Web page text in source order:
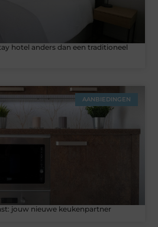
hotel anders dan een traditioneel
AANBIEDINGEN
jouw nieuwe keukenpartner